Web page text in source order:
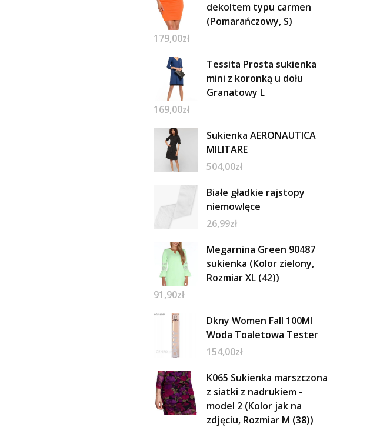
dekoltem typu carmen
(Pomarańczowy, S)
179,00zł
Tessita Prosta sukienka
mini z koronką u dołu
Granatowy L
169,00zł
Sukienka AERONAUTICA
MILITARE
504,00zł
Białe gładkie rajstopy
niemowlęce
26,99zł
Megarnina Green 90487
sukienka (Kolor zielony,
Rozmiar XL (42))
91,90zł
Dkny Women Fall 100Ml
Woda Toaletowa Tester
154,00zł
K065 Sukienka marszczona
z siatki z nadrukiem -
model 2 (Kolor jak na
zdjęciu, Rozmiar M (38))